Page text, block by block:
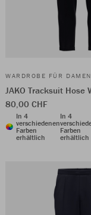
WARDROBE FÜR DAMEN
JAKO Tracksuit Hose
80,00 CHF
In 4
verschiedenen
Farben
erhältlich
In 4
Farben
erhältlich